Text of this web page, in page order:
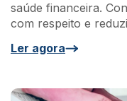
saúde financeira.
com respeito e
Ler agora